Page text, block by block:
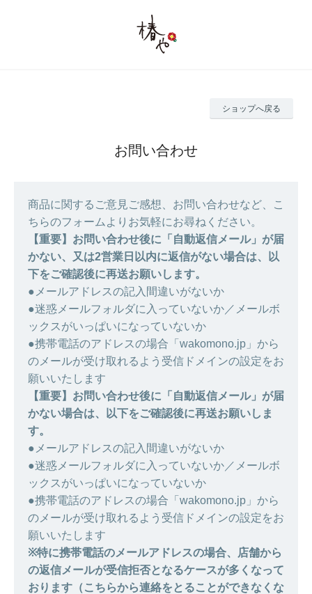
ショップへ戻る
お問い合わせ
商品に関するご意見ご感想、お問い合わせなど、こ
ちらのフォームよりお気軽にお尋ねください。
【重要】お問い合わせ後に「自動返信メール」が届
かない、又は2営業日以内に返信がない場合は、以
下をご確認後に再送お願いします。
●メールアドレスの記入間違いがないか
●迷惑メールフォルダに入っていないか／メールボ
ックスがいっぱいになっていないか
●携帯電話のアドレスの場合「wakomono.jp」から
のメールが受け取れるよう受信ドメインの設定をお
願いいたします
【重要】お問い合わせ後に「自動返信メール」が届
かない場合は、以下をご確認後に再送お願いしま
す。
●メールアドレスの記入間違いがないか
●迷惑メールフォルダに入っていないか／メールボ
ックスがいっぱいになっていないか
●携帯電話のアドレスの場合「wakomono.jp」から
のメールが受け取れるよう受信ドメインの設定をお
願いいたします
※特に携帯電話のメールアドレスの場合、店舗から
の返信メールが受信拒否となるケースが多くなって
おります（こちらから連絡をとることができなくな